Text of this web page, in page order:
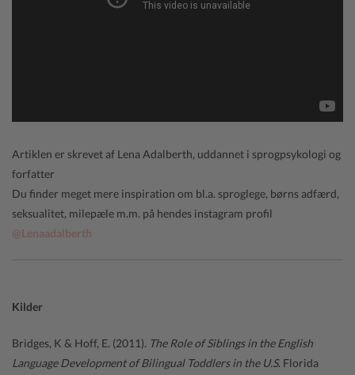
Artiklen er skrevet af Lena Adalberth, uddannet i sprogpsykologi og
forfatter
Du finder meget mere inspiration om bl.a. sproglege, børns adfærd,
seksualitet, milepæle m.m. på hendes instagram profil
@Lenaadalberth
Kilder
Bridges, K & Hoff, E. (2011). The Role of Siblings in the English
Language Development of Bilingual Toddlers in the U.S. Florida